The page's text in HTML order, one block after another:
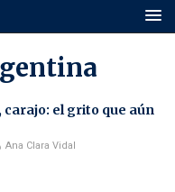
el grito que aún
Ana Clara Vidal